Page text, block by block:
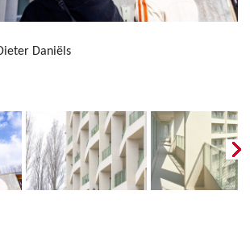
Daniëls